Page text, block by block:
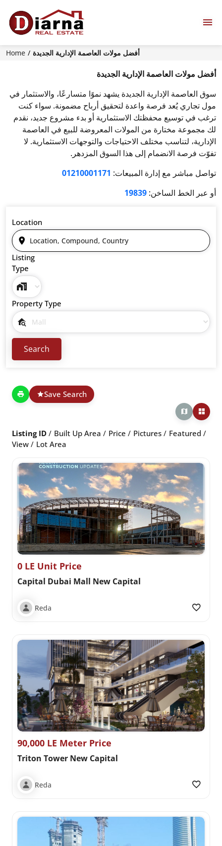
Home أفضل مولات العاصمة الإدارية الجديدة
أفضل مولات العاصمة الإدارية الجديدة
سوق العاصمة الإدارية الجديدة يشهد نموًا متسارعًا، والاستثمار في
مول تجاري يُعد فرصة واعدة لتحقيق أرباح مضمونة. سواء كنت
ترغب في توسيع محفظتك الاستثمارية أو بدء مشروع جديد، نقدم
لك مجموعة مختارة من المولات المعروضة للبيع في العاصمة
الإدارية، لتناسب مختلف الاحتياجات والتوجهات الاستثمارية. لا
تفوّت فرصة الانضمام إلى هذا السوق المزدهر.
تواصل مباشر مع إدارة المبيعات: 01210001171
أو عبر الخط الساخن: 19839
Location
Listing
Type
Property Type
Save Search
Listing ID Built Up Area Price Pictures
Featured
View
Lot Area
0 LE Unit Price
Capital Dubai Mall New Capital
Reda
90,000 LE Meter Price
Triton Tower New Capital
Reda